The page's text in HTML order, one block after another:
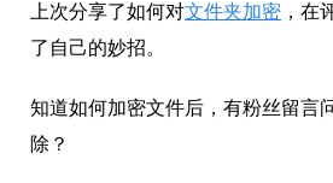
上次分享了如何对文件夹加密 ，在
了自己的妙招。
知道如何加密文件后，有粉丝留言
除？